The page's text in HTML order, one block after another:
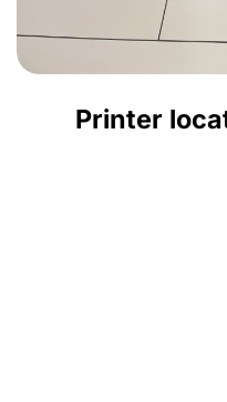
Printer